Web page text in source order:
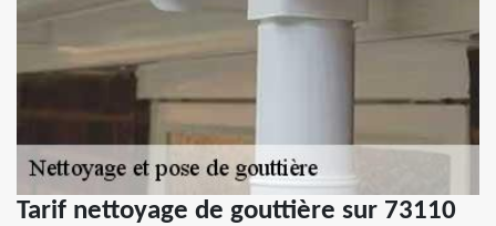
Tarif nettoyage de gouttière sur 73110